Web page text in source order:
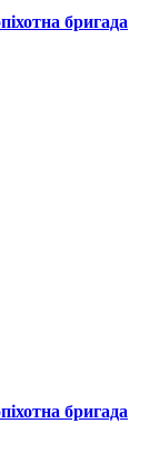
бригада
бригада